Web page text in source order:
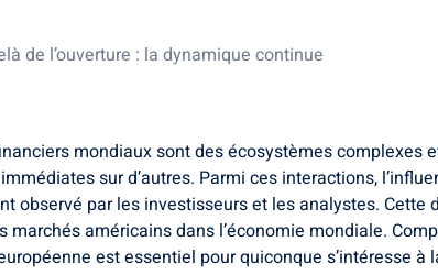
de l’ouverture : la dynamique continue
mondiaux sont des écosystèmes complexes
sur d’autres. Parmi ces interactions,
observé par les investisseurs et les analystes.
marchés américains dans l’économie mondiale.
est essentiel pour quiconque s’intéresse à